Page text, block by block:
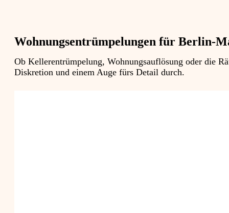
Wohnungsentrümpelungen für Berlin-
Ob Kellerentrümpelung, Wohnungsauflösung oder die
Diskretion und einem Auge fürs Detail durch.